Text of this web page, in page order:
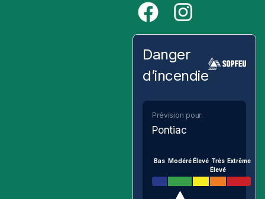
Danger
d’incendie
Prévision pour:
Pontiac
Bas Modéré Élevé Très
Élevé
Extrême